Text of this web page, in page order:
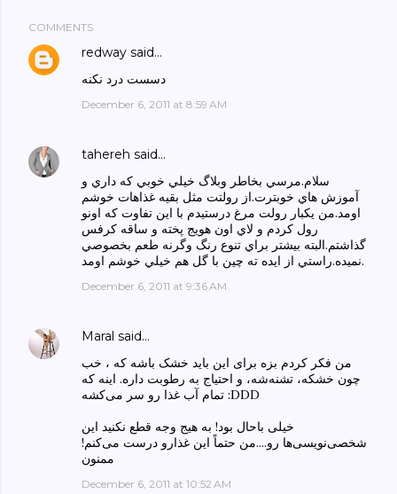
COMMENTS
redway said…
دسست درد نکنه
December 6, 2011 at 8:59 AM
tahereh said…
سلام.مرسي بخاطر وبلاگ خيلي خوبي كه داري و
آموزش هاي خوبترت.از رولتت مثل بقيه غذاهات خوشم
اومد.من يكبار رولت مرغ درستيدم با اين تفاوت كه اونو
رول كردم و لاي اون هويج پخته و ساقه كرفس
گذاشتم.البته بيشتر براي تنوع رنگ وگرنه طعم بخصوصي
نميده.راستي از ايده ته چين با گل هم خيلي خوشم اومد.
December 6, 2011 at 9:36 AM
Maral said…
من فکر کردم بزه برای این باید خشک باشه که ، خب
چون خشکه، تشنه‌شه، و احتیاج به رطوبت داره. اینه که
تمام آب غذا رو سر می‌کشه :DDD
خیلی باحال بود! به هیج وجه قطع نکنید این
شخصی‌نویسی‌ها رو....من حتماً این غذارو درست می‌کنم!
ممنون
December 6, 2011 at 10:52 AM